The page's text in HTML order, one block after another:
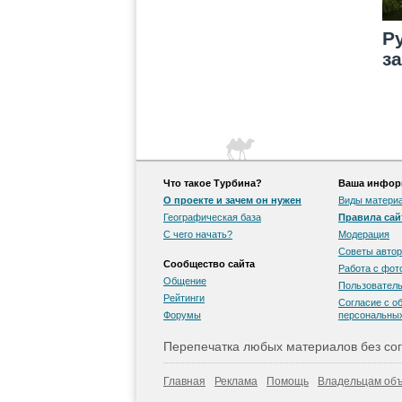
Что такое Турбина?
О проекте и зачем он нужен
Географическая база
С чего начать?
Сообщество сайта
Общение
Рейтинги
Форумы
Ваша
Виды
Правила
Модерация
Советы
Работа с
Согласие с
Перепечатка любых материалов без
Главная Реклама Помощь Владельцам